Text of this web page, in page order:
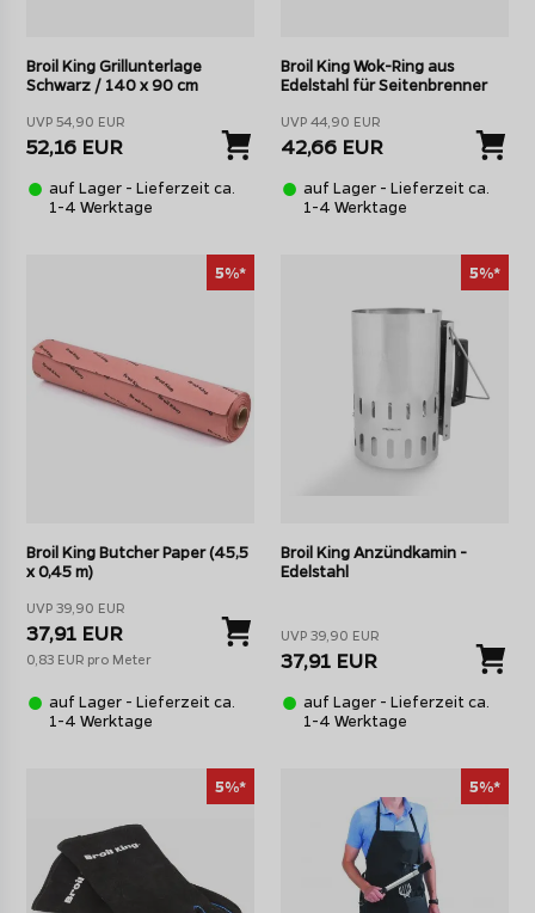
Broil King Grillunterlage
Schwarz / 140 x 90 cm
UVP 54,90 EUR
52,16 EUR
auf Lager - Lieferzeit ca.
1-4 Werktage
Broil King Wok-Ring aus
Edelstahl für Seitenbrenner
UVP 44,90 EUR
42,66 EUR
auf Lager - Lieferzeit ca.
1-4 Werktage
5%*
Broil King Butcher Paper (45,5
x 0,45 m)
UVP 39,90 EUR
37,91 EUR
0,83 EUR pro Meter
auf Lager - Lieferzeit ca.
1-4 Werktage
5%*
Broil King Anzündkamin -
Edelstahl
UVP 39,90 EUR
37,91 EUR
auf Lager - Lieferzeit ca.
1-4 Werktage
5%* 5%*